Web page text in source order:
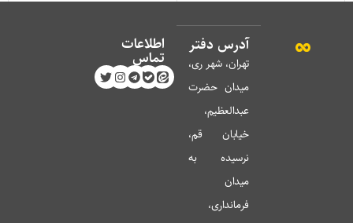
آدرس دفتر
تهران، شهر ری،
میدان حضرت
عبدالعظیم،
خیابان قم،
نرسیده به
میدان
فرمانداری،
اطلاعات
تماس